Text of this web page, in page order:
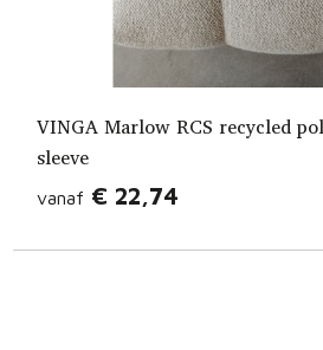
VINGA Marlow RCS recycled
sleeve
vanaf € 22,74